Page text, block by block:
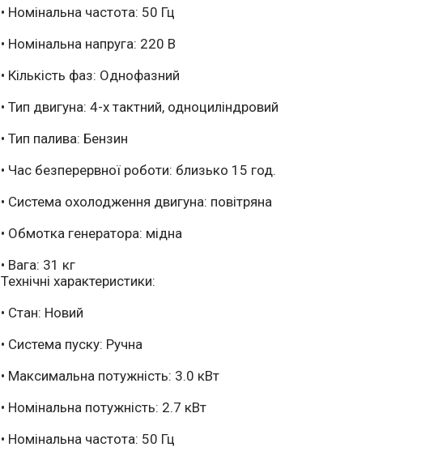
• Номінальна частота: 50 Гц
• Номінальна напруга: 220 В
• Кількість фаз: Однофазний
• Тип двигуна: 4-х тактний, одноциліндровий
• Тип палива: Бензин
• Час безперервної роботи: близько 15 год.
• Система охолодження двигуна: повітряна
• Обмотка генератора: мідна
• Вага: 31 кг
Технічні характеристики:
• Стан: Новий
• Система пуску: Ручна
• Максимальна потужність: 3.0 кВт
• Номінальна потужність: 2.7 кВт
• Номінальна частота: 50 Гц